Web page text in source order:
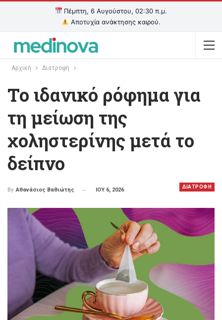
Πέμπτη, 6 Αυγούστου, 02:30 π.μ.
Αποτυχία ανάκτησης καιρού.
Αρχική Διατροφή
Το ιδανικό ρόφημα για
τη μείωση της
χοληστερίνης μετά το
δείπνο
ΔΙΑΤΡΟΦΗ
By Αθανάσιος Βαθιώτης ΙΟΥ 6, 2026